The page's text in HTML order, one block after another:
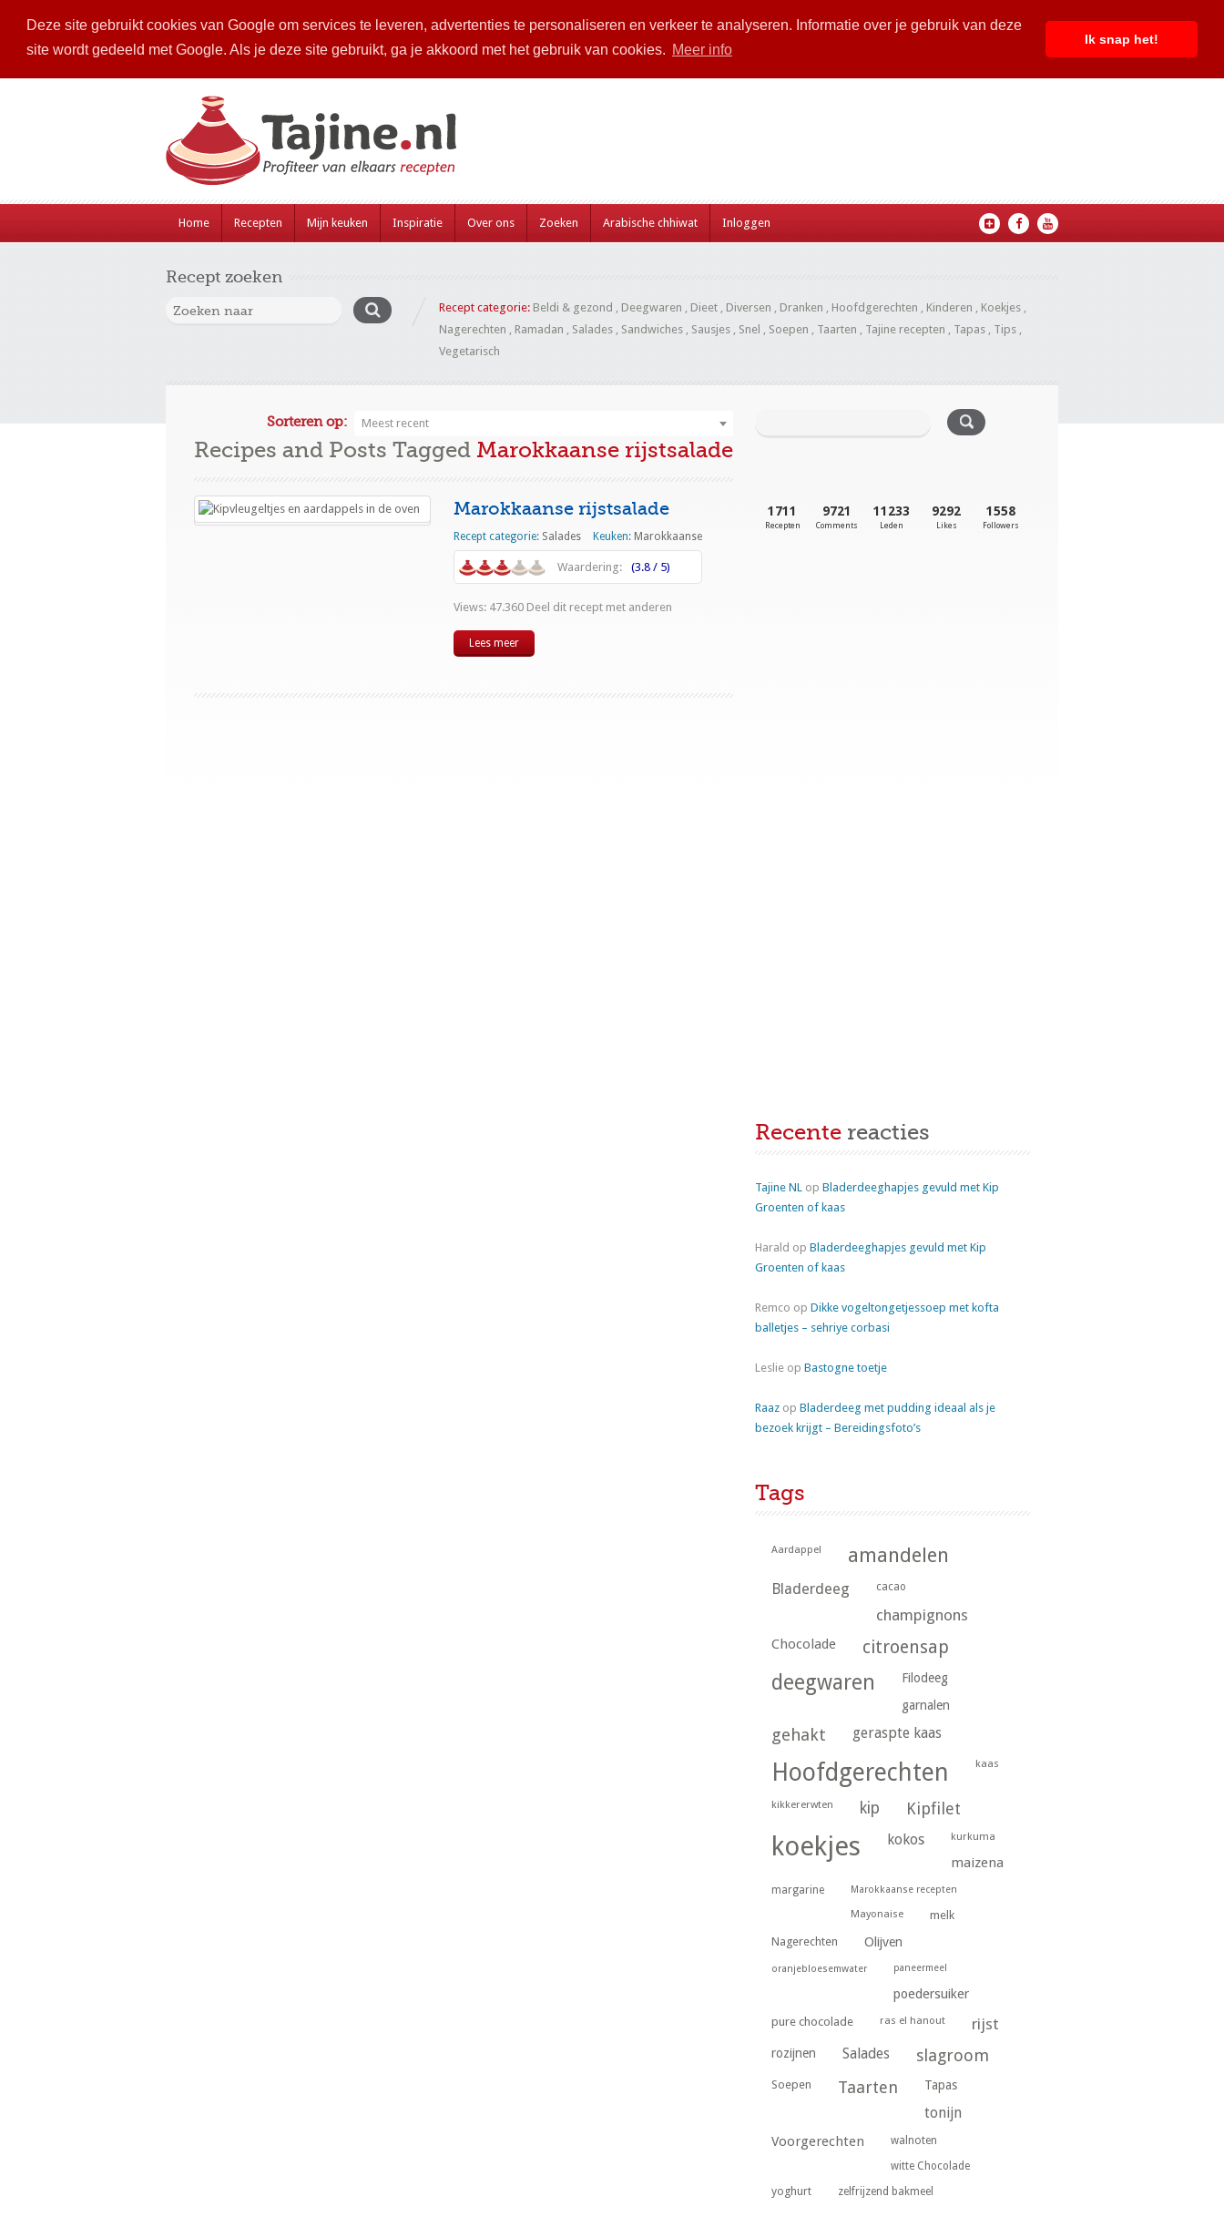
Deze site gebruikt cookies van Google om services te leveren, advertenties te personaliseren en verkeer te analyseren. Informatie over je gebruik van deze
site wordt gedeeld met Google. Als je deze site gebruikt, ga je akkoord met het gebruik van cookies. Meer info
Ik snap het!
Home Recepten Mijn keuken Inspiratie Over ons Zoeken Arabische chhiwat Inloggen
Recept zoeken
Recept categorie: Beldi & gezond , Deegwaren , Dieet , Diversen , Dranken , Hoofdgerechten , Kinderen , Koekjes ,
Nagerechten , Ramadan , Salades , Sandwiches , Sausjes , Snel , Soepen , Taarten , Tajine recepten , Tapas , Tips ,
Vegetarisch
Sorteren op: Meest recent
Recipes and Posts Tagged Marokkaanse rijstsalade
Marokkaanse rijstsalade
Recept categorie: Salades Keuken: Marokkaanse
Waardering: (3.8 / 5)
Views: 47.360 Deel dit recept met anderen
Lees meer
1711
Recepten
9721
Comments
11233
Leden
9292
Likes
1558
Followers
Recente reacties
Tajine NL op Bladerdeeghapjes gevuld met Kip
Groenten of kaas
Harald op Bladerdeeghapjes gevuld met Kip
Groenten of kaas
Remco op Dikke vogeltongetjessoep met kofta
balletjes – sehriye corbasi
Leslie op Bastogne toetje
Raaz op Bladerdeeg met pudding ideaal als je
bezoek krijgt – Bereidingsfoto’s
Tags
Aardappel amandelen
Bladerdeeg cacao
champignons
Chocolade citroensap
deegwaren
Filodeeg
garnalen
gehakt geraspte kaas
Hoofdgerechten kaas
kikkererwten kip Kipfilet
koekjes kokos kurkuma
maizena
margarine Marokkaanse recepten
Mayonaise
melk
Nagerechten
Olijven
oranjebloesemwater paneermeel
poedersuiker
pure chocolade ras el hanout rijst
rozijnen Salades slagroom
Soepen Taarten Tapas
tonijn
Voorgerechten
walnoten
witte Chocolade
yoghurt zelfrijzend bakmeel